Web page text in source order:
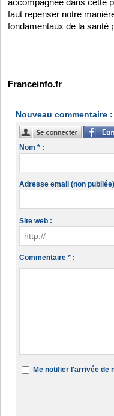
faut repenser notre
fondamentaux de la santé
Franceinfo.fr
Nouveau commentaire :
Nom * :
Adresse email (non
Site web :
Commentaire * :
Me notifier l'arrivée de